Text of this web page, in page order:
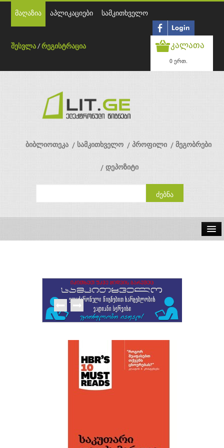
მაღაზია აპლიკაციები სამკითხველო
შესვლა /რეგისტრაცია კალათა
0 ერთ.
ბიბლიოთეკა სამკითხველო პროფილი მეგობრები
დეპოზიტი
გამომცემლობები